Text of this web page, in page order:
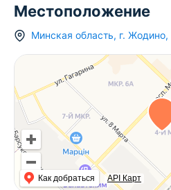
Местоположение
Минская область, г. Жодино,
Как добраться API Карт